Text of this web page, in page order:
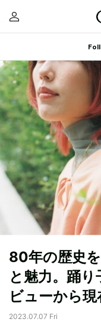
80年の歴史
と魅力。踊
ビューから
2023.07.07 Fri